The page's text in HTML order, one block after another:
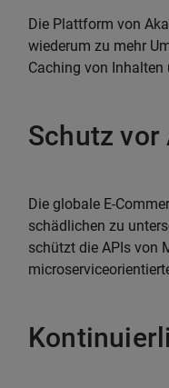
Die Plattform von
wiederum zu mehr
Caching von Inhalten
Schutz
Die globale E-
schädlichen zu
schützt die APIs von